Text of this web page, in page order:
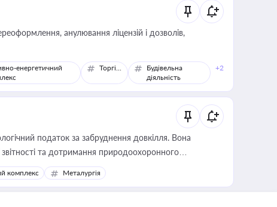
анулювання ліцензій і дозволів,
енергетичний
Торгівля
Будівельна
діяльність
+2
податок за забруднення довкілля. Вона
та дотримання природоохоронного
комплекс Металургія